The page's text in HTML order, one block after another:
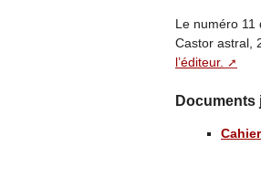
Le numéro 11
Castor astral,
l’éditeur.
Documents